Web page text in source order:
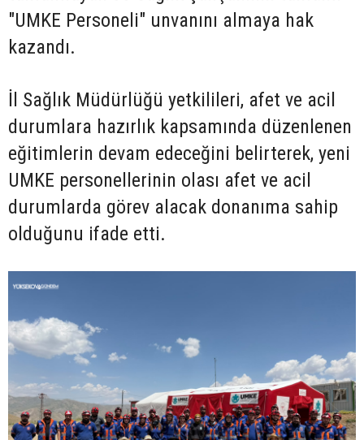
"UMKE Personeli" unvanını almaya hak
kazandı.
İl Sağlık Müdürlüğü yetkilileri, afet ve acil
durumlara hazırlık kapsamında düzenlenen
eğitimlerin devam edeceğini belirterek, yeni
UMKE personellerinin olası afet ve acil
durumlarda görev alacak donanıma sahip
olduğunu ifade etti.